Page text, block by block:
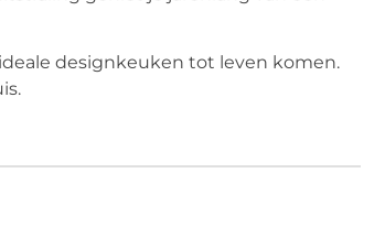
designkeuken tot leven komen.